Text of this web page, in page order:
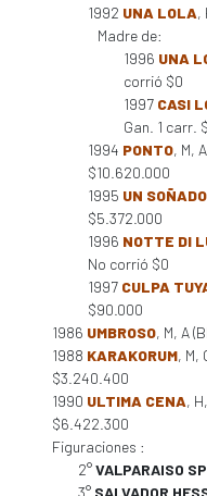
1992 UNA LOLA,
Madre de:
1996 UNA
corrió $0
1997 CASI
Gan. 1 carr.
1994 PONTO, M,
$10.620.000
1995 UN
$5.372.000
1996 NOTTE DI
No corrió $0
1997 CULPA
$90.000
1986 UMBROSO, M, A
1988 KARAKORUM, M,
$3.240.400
1990 ULTIMA CENA,
$6.422.300
Figuraciones :
2°VALPARAISO
3° SALVADOR